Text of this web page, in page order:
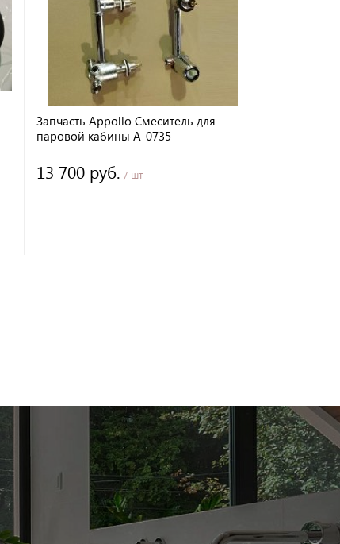
Запчасть Appollo Смеситель для
паровой кабины A-0735
13 700 руб. / шт